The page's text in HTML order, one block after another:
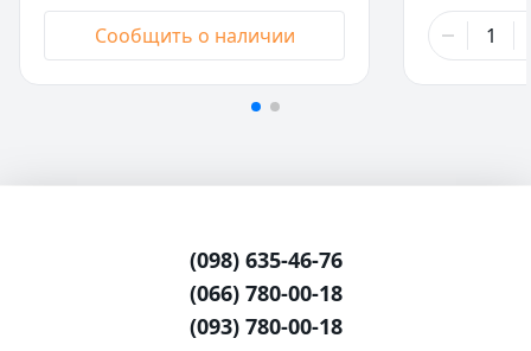
21,00 ₴
300 мл- Нет в наличии
Сообщить о наличии
(098) 635-46-76
(066) 780-00-18
(093) 780-00-18